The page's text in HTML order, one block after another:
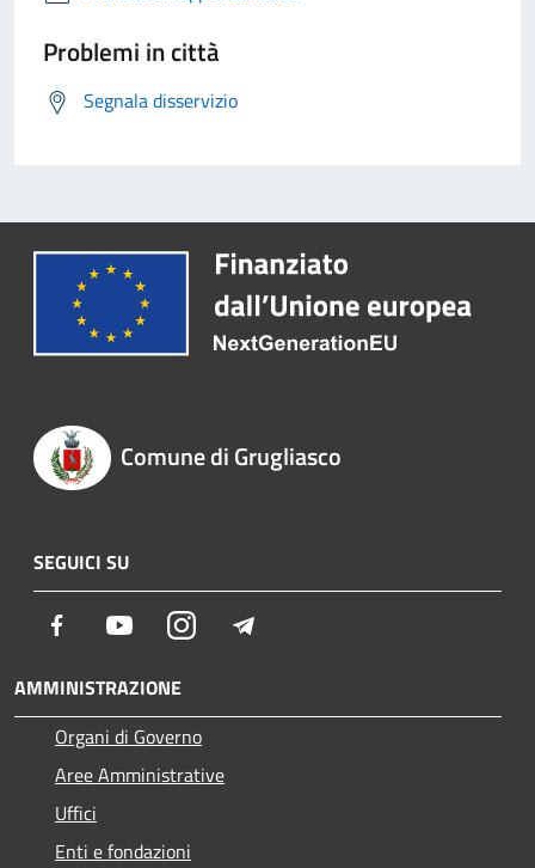
Problemi in città
Segnala disservizio
Comune di Grugliasco
SEGUICI SU
Facebook YoutubeInstagram
AMMINISTRAZIONE
Organi di Governo
Aree Amministrative
Uffici
Enti e fondazioni